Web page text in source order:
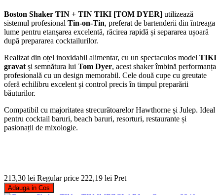
Boston Shaker TIN + TIN TIKI [TOM DYER] utilizează
sistemul profesional Tin-on-Tin, preferat de bartenderii din întreaga
lume pentru etanșarea excelentă, răcirea rapidă și separarea ușoară
după prepararea cocktailurilor.
Realizat din oțel inoxidabil alimentar, cu un spectaculos model TIKI
gravat și semnătura lui Tom Dyer, acest shaker îmbină performanța
profesională cu un design memorabil. Cele două cupe cu greutate
oferă echilibru excelent și control precis în timpul preparării
băuturilor.
Compatibil cu majoritatea strecurătoarelor Hawthorne și Julep. Ideal
pentru cocktail baruri, beach baruri, resorturi, restaurante și
pasionații de mixologie.
213,30 lei Regular price 222,19 lei Pret
Adauga in Cos